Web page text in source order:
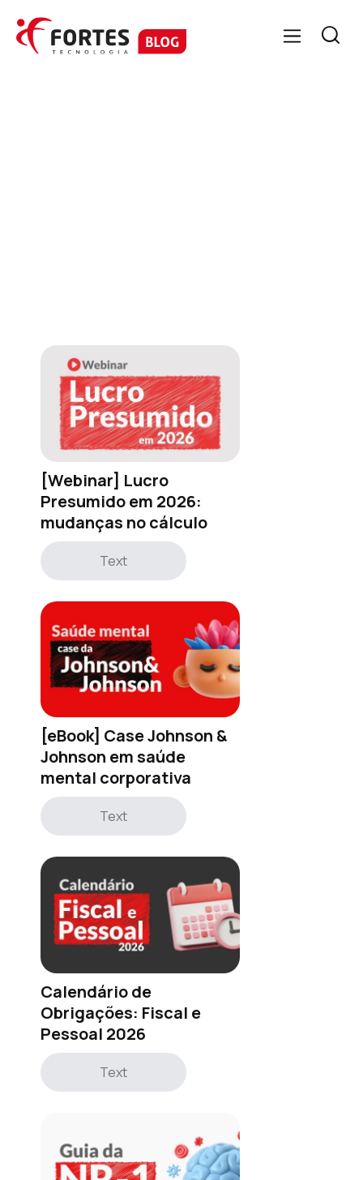

[Webinar] Lucro
Presumido em 2026:
mudanças no cálculo
Text
[eBook] Case Johnson &
Johnson em saúde
mental corporativa
Text
Calendário de
Obrigações: Fiscal e
Pessoal 2026
Text